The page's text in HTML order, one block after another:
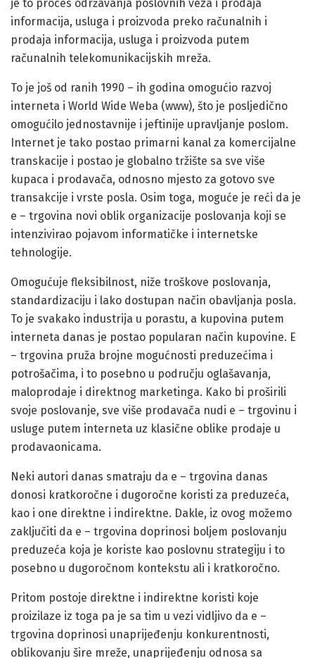
je to proces održavanja poslovnih veza i prodaja
informacija, usluga i proizvoda preko računalnih i
prodaja informacija, usluga i proizvoda putem
računalnih telekomunikacijskih mreža.
To je još od ranih 1990 – ih godina omogućio razvoj
interneta i World Wide Weba (www), što je posljedično
omogućilo jednostavnije i jeftinije upravljanje poslom.
Internet je tako postao primarni kanal za komercijalne
transkacije i postao je globalno tržište sa sve više
kupaca i prodavača, odnosno mjesto za gotovo sve
transakcije i vrste posla. Osim toga, moguće je reći da je
e – trgovina novi oblik organizacije poslovanja koji se
intenzivirao pojavom informatičke i internetske
tehnologije.
Omogućuje fleksibilnost, niže troškove poslovanja,
standardizaciju i lako dostupan način obavljanja posla.
To je svakako industrija u porastu, a kupovina putem
interneta danas je postao popularan način kupovine. E
– trgovina pruža brojne mogućnosti preduzećima i
potrošačima, i to posebno u području oglašavanja,
maloprodaje i direktnog marketinga. Kako bi proširili
svoje poslovanje, sve više prodavača nudi e – trgovinu i
usluge putem interneta uz klasične oblike prodaje u
prodavaonicama.
Neki autori danas smatraju da e – trgovina danas
donosi kratkoročne i dugoročne koristi za preduzeća,
kao i one direktne i indirektne. Dakle, iz ovog možemo
zaključiti da e – trgovina doprinosi boljem poslovanju
preduzeća koja je koriste kao poslovnu strategiju i to
posebno u dugoročnom kontekstu ali i kratkoročno.
Pritom postoje direktne i indirektne koristi koje
proizilaze iz toga pa je sa tim u vezi vidljivo da e –
trgovina doprinosi unaprijeđenju konkurentnosti,
oblikovanju šire mreže, unaprijeđenju odnosa sa